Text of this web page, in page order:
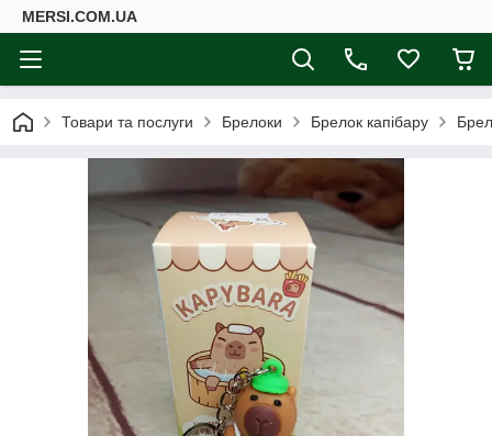
MERSI.COM.UA
Товари та послуги Брелоки Брелок капібару